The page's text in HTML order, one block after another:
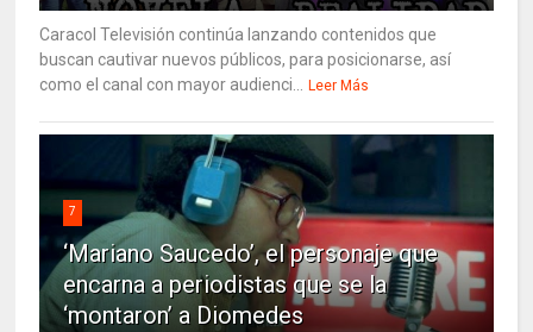
Caracol Televisión continúa lanzando contenidos que
buscan cautivar nuevos públicos, para posicionarse, así
como el canal con mayor audienci...
Leer Más
7
‘Mariano Saucedo’, el personaje que
encarna a periodistas que se la
‘montaron’ a Diomedes